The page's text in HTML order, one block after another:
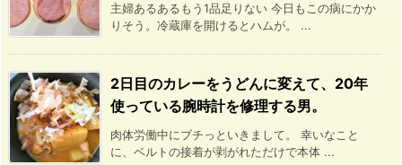
主婦あるあるもう1品足りない 今日もこの病にかか
りそう。冷蔵庫を開けるとハムが。 ...
2日目のカレーをうどんに変えて、20年
使っている腕時計を修理する男。
肉体労働中にブチっといきまして。 幸いなこと
に、ベルトの接着が剥がれただけで本体 ...